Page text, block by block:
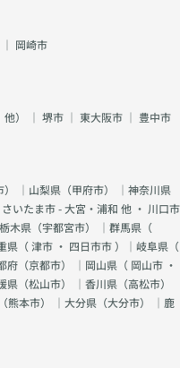
｜ 岡崎市
） ｜ 堺市 ｜ 東大阪市 ｜ 豊中市
） ｜山梨県（甲府市） ｜神奈川県
さいたま市 - 大宮・浦和 他 ・ 川口市
木県（宇都宮市） ｜群馬県（
県（津市 ・ 四日市市）｜岐阜県（
府（京都市） ｜岡山県（ 岡山市 ・
県（松山市） ｜香川県（高松市）
熊本市） ｜大分県（大分市） ｜鹿